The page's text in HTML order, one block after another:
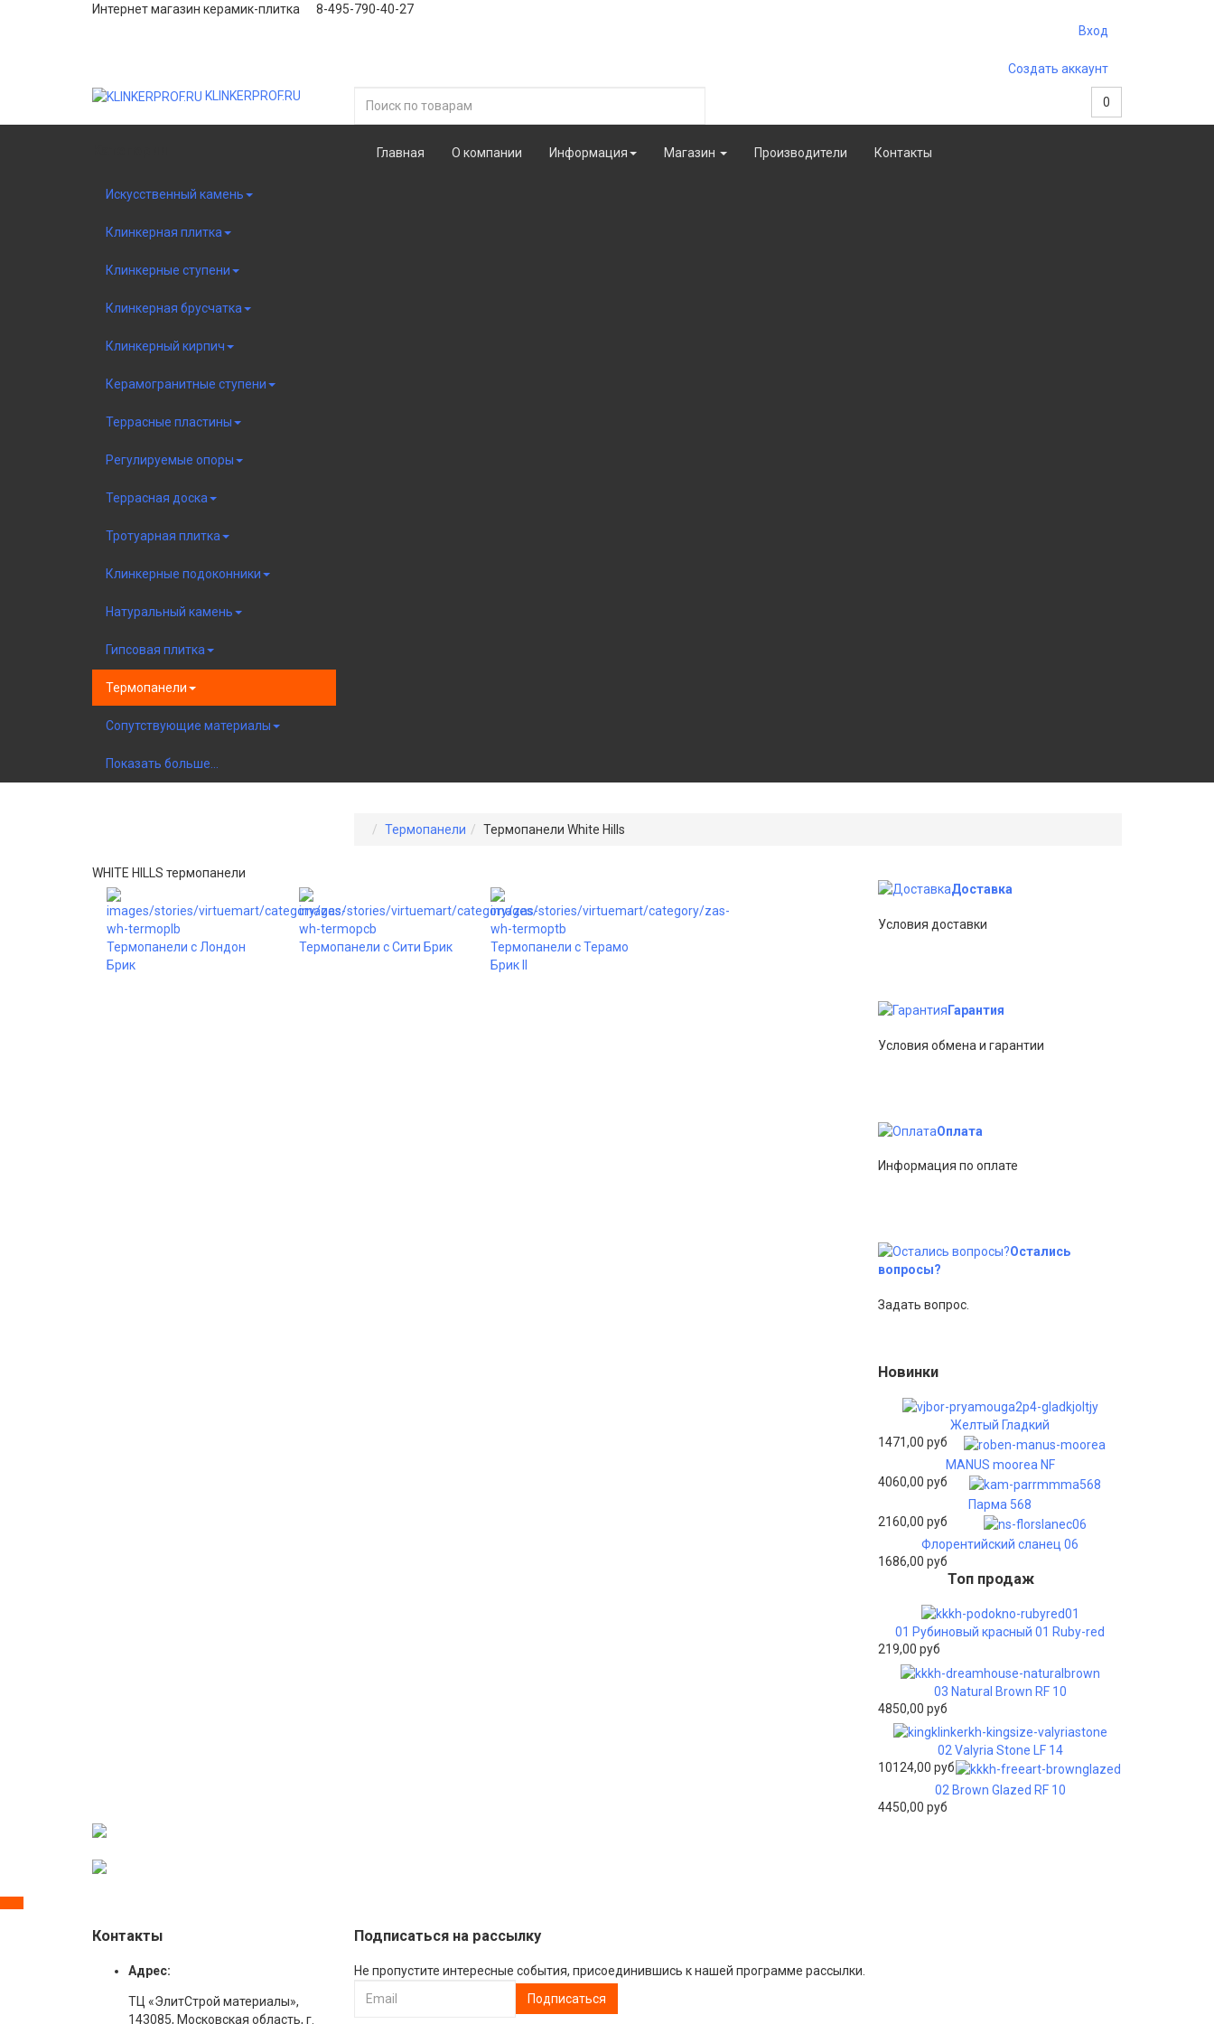
Интернет магазин керамик-плитка 8-495-790-40-27
Вход
Создать аккаунт
KLINKERPROF.RU
0
Искусственный камень
Клинкерная плитка
Клинкерные ступени
Клинкерная брусчатка
Клинкерный кирпич
Керамогранитные ступени
Террасные пластины
Регулируемые опоры
Террасная доска
Тротуарная плитка
Клинкерные подоконники
Натуральный камень
Гипсовая плитка
Термопанели
Сопутствующие материалы
Показать больше...
Главная О компании Информация Магазин Производители Контакты
Термопанели Термопанели White Hills
WHITE HILLS термопанели
Термопанели с Лондон
Брик
Термопанели с Сити Брик
Термопанели с Терамо
Брик II
Доставка
Условия доставки
Гарантия
Условия обмена и гарантии
Оплата
Информация по оплате
Остались
вопросы?
Задать вопрос.
Новинки
Желтый Гладкий
1471,00 руб
MANUS moorea NF
4060,00 руб
Парма 568
2160,00 руб
Флорентийский сланец 06
1686,00 руб
Топ продаж
01 Рубиновый красный 01 Ruby-red
219,00 руб
03 Natural Brown RF 10
4850,00 руб
02 Valyria Stone LF 14
10124,00 руб
02 Brown Glazed RF 10
4450,00 руб
Контакты
Адрес:
ТЦ «ЭлитСтрой материалы»,
143085, Московская область, г.
Подписаться на рассылку
Не пропустите интересные события, присоединившись к нашей программе рассылки.